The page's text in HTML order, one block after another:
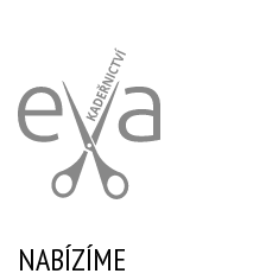
NABÍZÍME